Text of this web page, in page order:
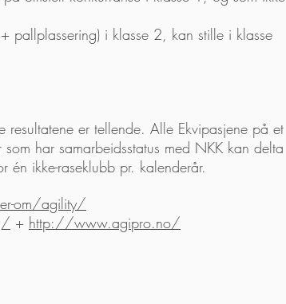
pallplassering) i klasse 2, kan stille i klasse
er tellende. Alle Ekvipasjene på et
har samarbeidsstatus med NKK kan delta
ikke-raseklubb pr. kalenderår.
om/agility/
+ http://www.agipro.no/